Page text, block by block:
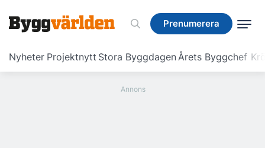
Prenumerera
Nyheter Projektnytt Stora ByggdagenÅrets Byggchef
Prenumerera